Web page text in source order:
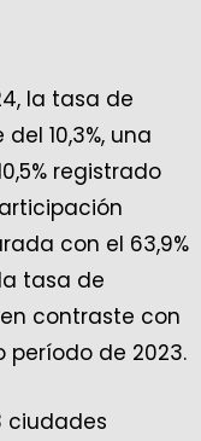
la tasa de
10,3%, una
registrado
con el 63,9%
tasa de
contraste con
período de 2023.
ciudades